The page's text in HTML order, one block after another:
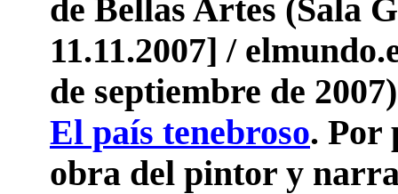
de Bellas Artes (Sala
11.11.2007] /
de septiembre de
El país tenebroso. Por
obra del pintor y